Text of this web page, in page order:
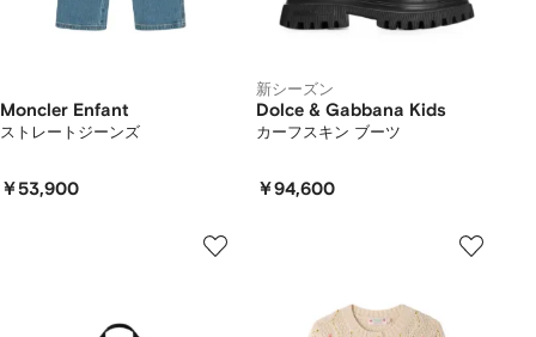
Moncler Enfant
ストレートジーンズ
￥53,900
新シーズン
Dolce & Gabbana Kids
カーフスキン ブーツ
￥94,600